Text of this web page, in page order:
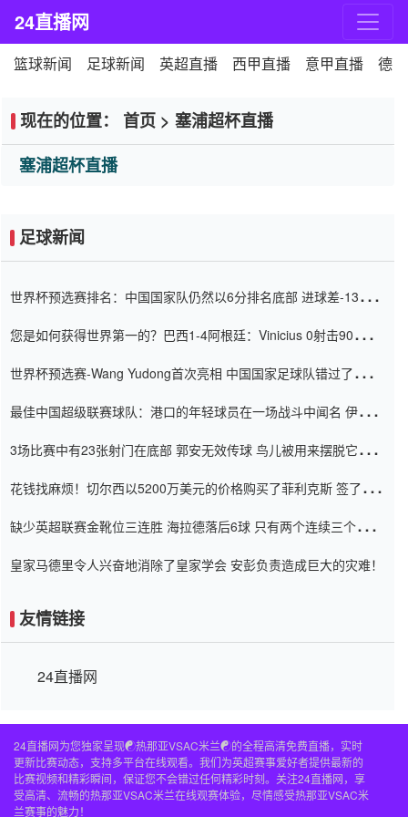
24直播网
篮球新闻 足球新闻 英超直播 西甲直播 意甲直播 德
现在的位置： 首页 > 塞浦超杯直播
塞浦超杯直播
足球新闻
世界杯预选赛排名：中国国家队仍然以6分排名底部 进球差-13令人
您是如何获得世界第一的？巴西1-4阿根廷：Vinicius 0射击90分钟
世界杯预选赛-Wang Yudong首次亮相 中国国家足球队错过了世界
最佳中国超级联赛球队：港口的年轻球员在一场战斗中闻名 伊万放
3场比赛中有23张射门在底部 郭安无效传球 鸟儿被用来摆脱它
花钱找麻烦！切尔西以5200万美元的价格购买了菲利克斯 签了7年
缺少英超联赛金靴位三连胜 海拉德落后6球 只有两个连续三个连续
皇家马德里令人兴奋地消除了皇家学会 安彭负责造成巨大的灾难！
友情链接
24直播网
24直播网为您独家呈现☯️热那亚VSAC米兰☯️的全程高清免费直播，实时
更新比赛动态，支持多平台在线观看。我们为英超赛事爱好者提供最新的
比赛视频和精彩瞬间，保证您不会错过任何精彩时刻。关注24直播网，享
受高清、流畅的热那亚VSAC米兰在线观赛体验，尽情感受热那亚VSAC米
兰赛事的魅力！